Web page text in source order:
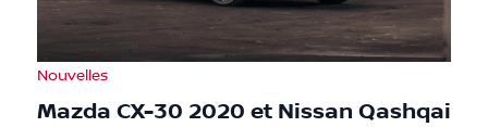
Nouvelles
Mazda CX-30 2020 et Nissan Qashqai